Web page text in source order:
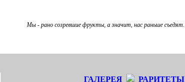
Мы - рано созревшие фрукты, а значит, нас раньше съедят.
ГАЛЕРЕЯ РАРИТЕТЫ